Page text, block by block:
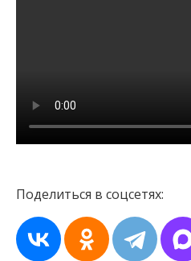
Поделиться в соцсетях: